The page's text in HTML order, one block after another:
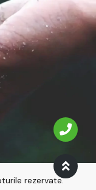
rezervate.